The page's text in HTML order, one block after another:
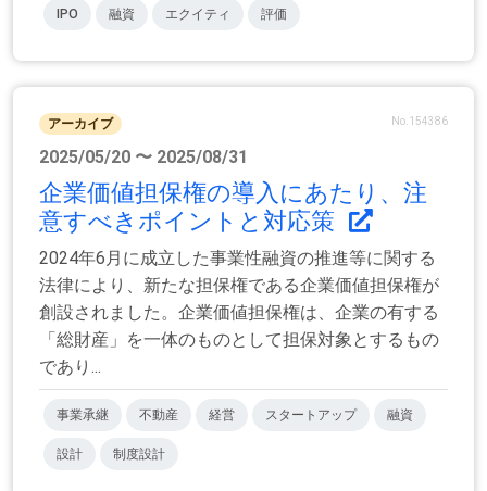
IPO 融資 エクイティ 評価
アーカイブ No.154386
2025/05/20 〜 2025/08/31
企業価値担保権の導入にあたり、注
意すべきポイントと対応策
2024年6月に成立した事業性融資の推進等に関する
法律により、新たな担保権である企業価値担保権が
創設されました。企業価値担保権は、企業の有する
「総財産」を一体のものとして担保対象とするもの
であり...
事業承継 不動産 経営 スタートアップ 融資
設計 制度設計